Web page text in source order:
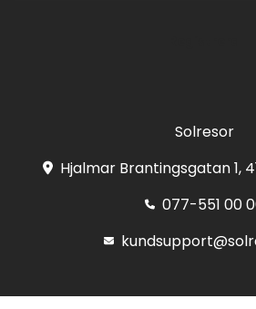
Solresor
Hjalmar Brantingsgatan 1,
077-551 00